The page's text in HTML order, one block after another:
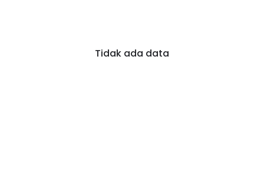
Tidak ada data